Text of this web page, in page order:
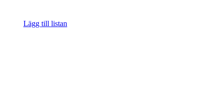
Lägg till listan